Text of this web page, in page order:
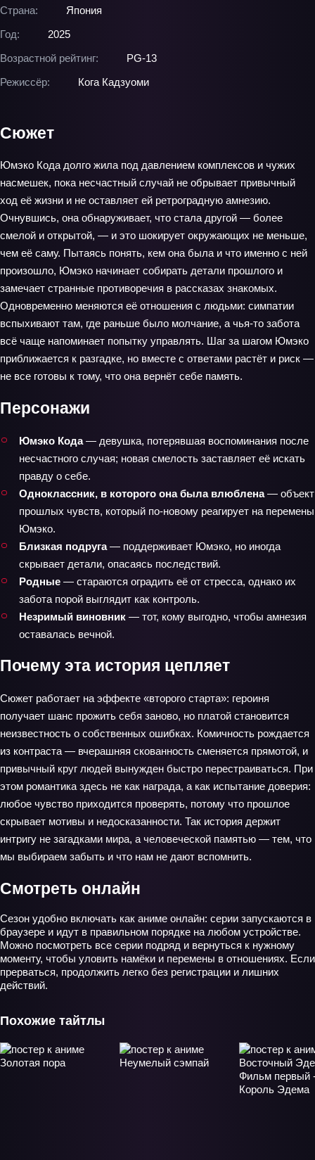
Страна:
Япония
Год:
2025
Возрастной рейтинг:
PG-13
Режиссёр:
Кога Кадзуоми
Сюжет
Юмэко Кода долго жила под давлением комплексов и чужих
насмешек, пока несчастный случай не обрывает привычный
ход её жизни и не оставляет ей ретроградную амнезию.
Очнувшись, она обнаруживает, что стала другой — более
смелой и открытой, — и это шокирует окружающих не меньше,
чем её саму. Пытаясь понять, кем она была и что именно с ней
произошло, Юмэко начинает собирать детали прошлого и
замечает странные противоречия в рассказах знакомых.
Одновременно меняются её отношения с людьми: симпатии
вспыхивают там, где раньше было молчание, а чья‑то забота
всё чаще напоминает попытку управлять. Шаг за шагом Юмэко
приближается к разгадке, но вместе с ответами растёт и риск —
не все готовы к тому, что она вернёт себе память.
Персонажи
Юмэко Кода— девушка, потерявшая воспоминания после
несчастного случая; новая смелость заставляет её искать
правду о себе.
Одноклассник, в которого она была влюблена— объект
прошлых чувств, который по‑новому реагирует на перемены
Юмэко.
Близкая подруга— поддерживает Юмэко, но иногда
скрывает детали, опасаясь последствий.
Родные — стараются оградить её от стресса, однако их
забота порой выглядит как контроль.
Незримый виновник — тот, кому выгодно, чтобы амнезия
оставалась вечной.
Почему эта история цепляет
Сюжет работает на эффекте «второго старта»: героиня
получает шанс прожить себя заново, но платой становится
неизвестность о собственных ошибках. Комичность рождается
из контраста — вчерашняя скованность сменяется прямотой, и
привычный круг людей вынужден быстро перестраиваться. При
этом романтика здесь не как награда, а как испытание доверия:
любое чувство приходится проверять, потому что прошлое
скрывает мотивы и недосказанности. Так история держит
интригу не загадками мира, а человеческой памятью — тем, что
мы выбираем забыть и что нам не дают вспомнить.
Смотреть онлайн
Сезон удобно включать как аниме онлайн: серии запускаются в
браузере и идут в правильном порядке на любом устройстве.
Можно посмотреть все серии подряд и вернуться к нужному
моменту, чтобы уловить намёки и перемены в отношениях. Если
прерваться, продолжить легко без регистрации и лишних
действий.
Похожие тайтлы